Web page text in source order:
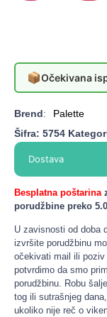
📦Očekivana
Brend:
Palette
Šifra: 5754
Dostava
Besplatna poštarina
porudžbine preko
U zavisnosti od doba
izvršite porudžbinu
očekivati mail ili poziv
potvrdimo da smo
porudžbinu. Robu
tog ili sutrašnjeg
ukoliko nije reč o